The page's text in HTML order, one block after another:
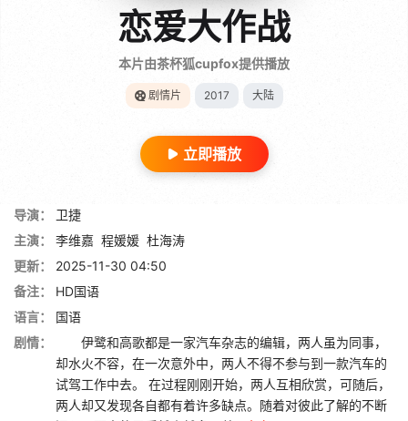
恋爱大作战
本片由茶杯狐cupfox提供播放
剧情片 2017 大陆
立即播放
导演：
卫捷
主演：
李维嘉 程媛媛 杜海涛
更新：
2025-11-30 04:50
备注：
HD国语
语言：
国语
剧情：
伊鹭和高歌都是一家汽车杂志的编辑，两人虽为同事，
却水火不容，在一次意外中，两人不得不参与到一款汽车的
试驾工作中去。 在过程刚刚开始，两人互相欣赏，可随后，
两人却又发现各自都有着许多缺点。随着对彼此了解的不断